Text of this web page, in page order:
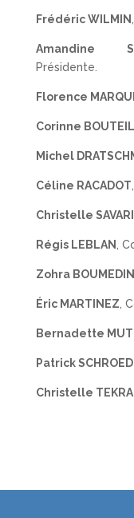
Frédéric WILMIN
Amandine
Présidente.
Florence
Corinne
Michel
Céline RACADOT
Christelle
Régis LEBLAN ,
Zohra
Éric MARTINEZ ,
Bernadette
Patrick
Christelle